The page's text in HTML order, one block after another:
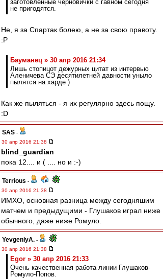
заготовленные черновички с гавном сегодня
не пригодятся.
Не, я за Спартак болею, а не за свою правоту.
:P
Бауманец » 30 апр 2016 21:34
Лишь стопицот дежурных цитат из интервью
Аленичева СЭ десятилетней давности уныло
пылятся на харде )
Как же пыляться - я их регулярно здесь пощу.
:D
SAS -
30 апр 2016 21:38
blind_guardian
пока 12.... и ( .... но и :-)
Terrious -
30 апр 2016 21:38
ИМХО, основная разница между сегодняшим
матчем и предыдущими - Глушаков играл ниже
обычного, даже ниже Ромуло.
YevgeniyA. -
30 апр 2016 21:38
Egor » 30 апр 2016 21:33
Очень качественная работа линии Глушаков-
Ромуло-Попов.